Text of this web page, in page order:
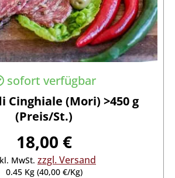
sofort verfügbar
Cinghiale (Mori) >450 g
(Preis/St.)
18,00 €
MwSt. zzgl. Versand
0.45 Kg (40,00 €/Kg)